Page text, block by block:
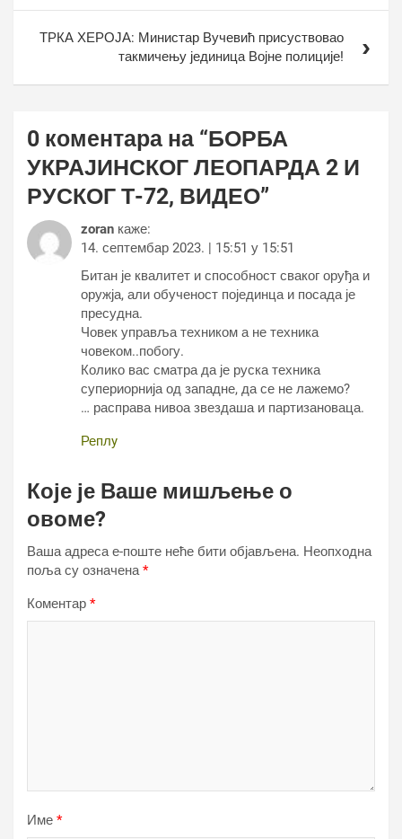
ТРКА ХЕРОЈА: Министар Вучевић присуствовао
такмичењу јединица Војне полиције!
0 коментара на “БОРБА
УКРАЈИНСКОГ ЛЕОПАРДА 2 И
РУСКОГ Т-72, ВИДЕО”
zoran каже:
14. септембар 2023. | 15:51 у 15:51
Битан је квалитет и способност сваког оруђа и
оружја, али обученост појединца и посада је
пресудна.
Човек управља техником а не техника
човеком..побогу.
Колико вас сматра да је руска техника
супериорнија од западне, да се не лажемо?
… расправа нивоа звездаша и партизановаца.
Реплy
Које је Ваше мишљење о
овоме?
Ваша адреса е-поште неће бити објављена. Неопходна
поља су означена*
Коментар *
Име *